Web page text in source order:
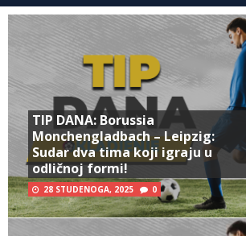
TIP DANA: Borussia
Monchengladbach – Leipzig:
Sudar dva tima koji igraju u
odličnoj formi!
28 STUDENOGA, 2025 0